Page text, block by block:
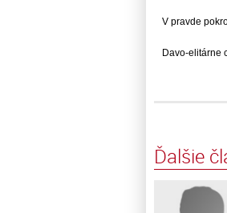
V pravde
Davo-elitárne
Ďalšie